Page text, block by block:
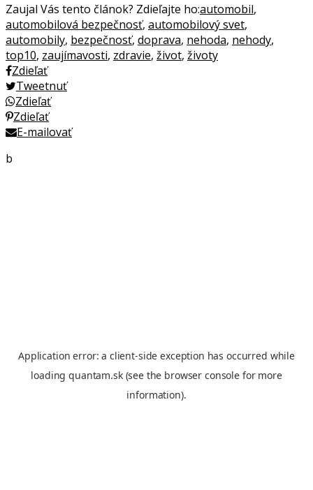
Zaujal Vás tento článok? Zdieľajte ho:automobil,
automobilová bezpečnosť, automobilový svet,
automobily, bezpečnosť, doprava, nehoda, nehody,
top10, zaujímavosti, zdravie, život, životy
Zdieľať
Tweetnuť
Zdieľať
Zdieľať
E-mailovať
b